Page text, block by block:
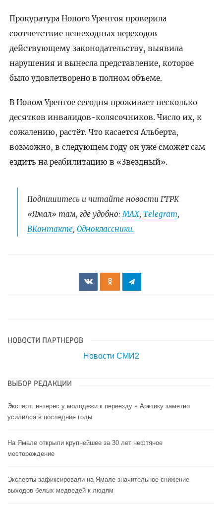
Прокуратура Нового Уренгоя проверила
соответствие пешеходных переходов
действующему законодательству, выявила
нарушения и вынесла представление, которое
было удовлетворено в полном объеме.
В Новом Уренгое сегодня проживает несколько
десятков инвалидов-колясочников. Число их, к
сожалению, растёт. Что касается Альберта,
возможно, в следующем году он уже сможет сам
ездить на реабилитацию в «Звездный».​​​​​​
Подпишитесь и читайте новости ГТРК
«Ямал» там, где удобно:МАХ, Telegram,
ВКонтакте, Одноклассники.
НОВОСТИ ПАРТНЕРОВ
Новости СМИ2
ВЫБОР РЕДАКЦИИ
Эксперт: интерес у молодежи к переезду в Арктику заметно
усилился в последние годы
На Ямале открыли крупнейшее за 30 лет нефтяное
месторождение
Эксперты зафиксировали на Ямале значительное снижение
выходов белых медведей к людям